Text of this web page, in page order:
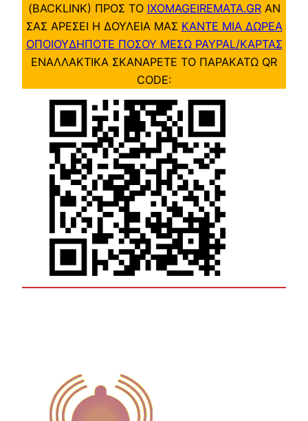
(BACKLINK) ΠΡΟΣ ΤΟ IXOMAGEIREMATA.GRΑΝ
ΣΑΣ ΑΡΕΣΕΙ Η ΔΟΥΛΕΙΑ ΜΑΣ ΚΑΝΤΕ ΜΙΑ ΔΩΡΕΑ
ΟΠΟΙΟΥΔΗΠΟΤΕ ΠΟΣΟΥ ΜΕΣΩ PAYPAL/ΚΑΡΤΑΣ
ΕΝΑΛΛΑΚΤΙΚΑ ΣΚΑΝΑΡΕΤΕ ΤΟ ΠΑΡΑΚΑΤΩ QR
CODE: